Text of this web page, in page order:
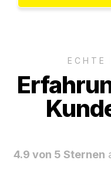
ECHTE
4.9 von 5 Sternen